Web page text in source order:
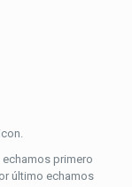
primero
último echamos